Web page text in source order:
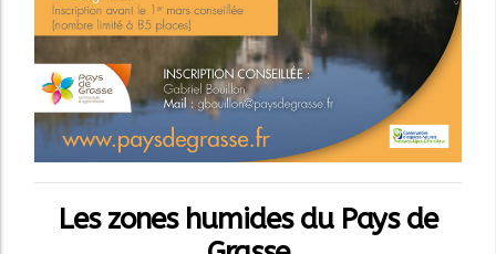
Les zones humides du Pays de